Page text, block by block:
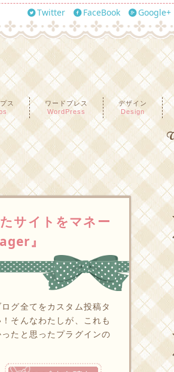
Twitter FaceBook Google+
ス ワードプレス
WordPress
デザイン
Design
サイトをマネー
』
グ全てをカスタム投稿タ
そんなわたしが、これも
たと思ったプラグインの
つづきを読む